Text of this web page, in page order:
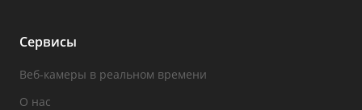
Сервисы
Веб-камеры в реальном времени
О нас